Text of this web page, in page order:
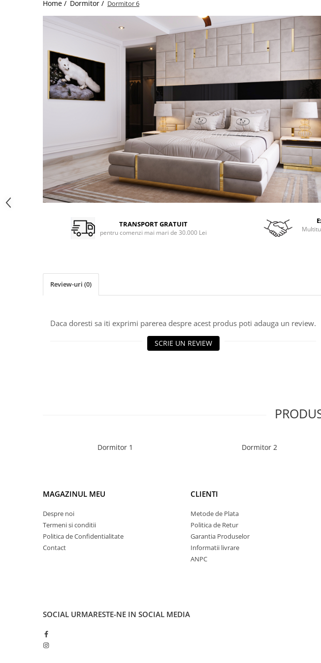
Home / Dormitor / Dormitor 6
TRANSPORT GRATUIT
pentru comenzi mai mari de 30.000 Lei
Review-uri (0)
Daca doresti sa iti exprimi parerea despre acest produs poti adauga un review.
SCRIE UN REVIEW
Dormitor 1 Dormitor 2
MAGAZINUL MEU
Despre noi
Termeni si conditii
Politica de Confidentialitate
Contact
CLIENTI
Metode de Plata
Politica de Retur
Garantia Produselor
Informatii livrare
ANPC
SOCIAL URMARESTE-NE IN SOCIAL MEDIA